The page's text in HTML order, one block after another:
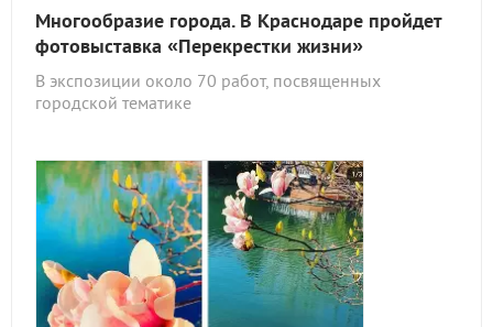
Многообразие города. В Краснодаре пройдет
фотовыставка «Перекрестки жизни»
В экспозиции около 70 работ, посвященных
городской тематике